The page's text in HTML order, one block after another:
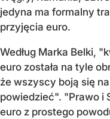
jedyna ma formalny
przyjęcia euro.
Według Marka Belki,
euro została na tyle
że wszyscy boją się
powiedzieć". "Prawo i
euro z prostego